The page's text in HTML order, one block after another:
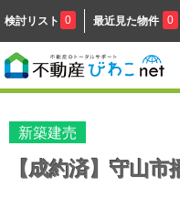
検討リスト 0 最近見た物件 0
新築建売
【成約済】守山